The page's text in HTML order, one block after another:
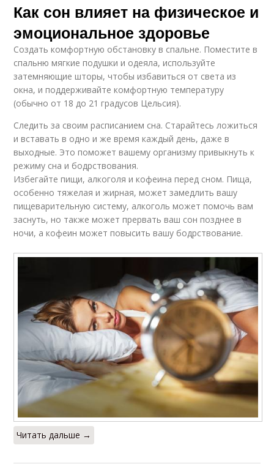
Как сон влияет на физическое и
эмоциональное здоровье
Создать комфортную обстановку в спальне. Поместите в
спальню мягкие подушки и одеяла, используйте
затемняющие шторы, чтобы избавиться от света из
окна, и поддерживайте комфортную температуру
(обычно от 18 до 21 градусов Цельсия).
Следить за своим расписанием сна. Старайтесь ложиться
и вставать в одно и же время каждый день, даже в
выходные. Это поможет вашему организму привыкнуть к
режиму сна и бодрствования.
Избегайте пищи, алкоголя и кофеина перед сном. Пища,
особенно тяжелая и жирная, может замедлить вашу
пищеварительную систему, алкоголь может помочь вам
заснуть, но также может прервать ваш сон позднее в
ночи, а кофеин может повысить вашу бодрствование.
Читать дальше →